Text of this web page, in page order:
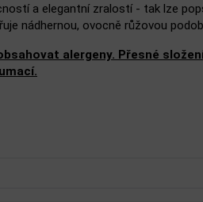
a elegantní zralostí - tak lze
nádhernou, ovocně růžovou
alergeny. Přesné